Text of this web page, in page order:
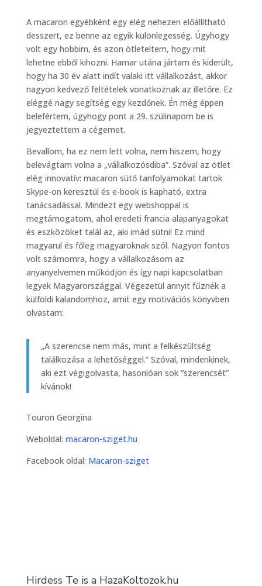
A macaron egyébként egy elég nehezen előállítható
desszert, ez benne az egyik különlegesség. Úgyhogy
volt egy hobbim, és azon ötleteltem, hogy mit
lehetne ebből kihozni. Hamar utána jártam és kiderült,
hogy ha 30 év alatt indít valaki itt vállalkozást, akkor
nagyon kedvező feltételek vonatkoznak az illetőre. Ez
eléggé nagy segítség egy kezdőnek. Én még éppen
belefértem, úgyhogy pont a 29. szülinapom be is
jegyeztettem a cégemet.
Bevallom, ha ez nem lett volna, nem hiszem, hogy
belevágtam volna a „vállalkozósdiba”. Szóval az ötlet
elég innovatív: macaron sütő tanfolyamokat tartok
Skype-on keresztül és e-book is kapható, extra
tanácsadással. Mindezt egy webshoppal is
megtámogatom, ahol eredeti francia alapanyagokat
és eszközöket talál az, aki imád sütni! Ez mind
magyarul és főleg magyaroknak szól. Nagyon fontos
volt számomra, hogy a vállalkozásom az
anyanyelvemen működjön és így napi kapcsolatban
legyek Magyarországgal. Végezetül annyit fűznék a
külföldi kalandomhoz, amit egy motivációs könyvben
olvastam:
„A szerencse nem más, mint a felkészültség
találkozása a lehetőséggel.” Szóval, mindenkinek,
aki ezt végigolvasta, hasonlóan sok ”szerencsét”
kívánok!
Touron Georgina
Weboldal: macaron-sziget.hu
Facebook oldal: Macaron-sziget
Hirdess Te is a HazaKoltozok.hu